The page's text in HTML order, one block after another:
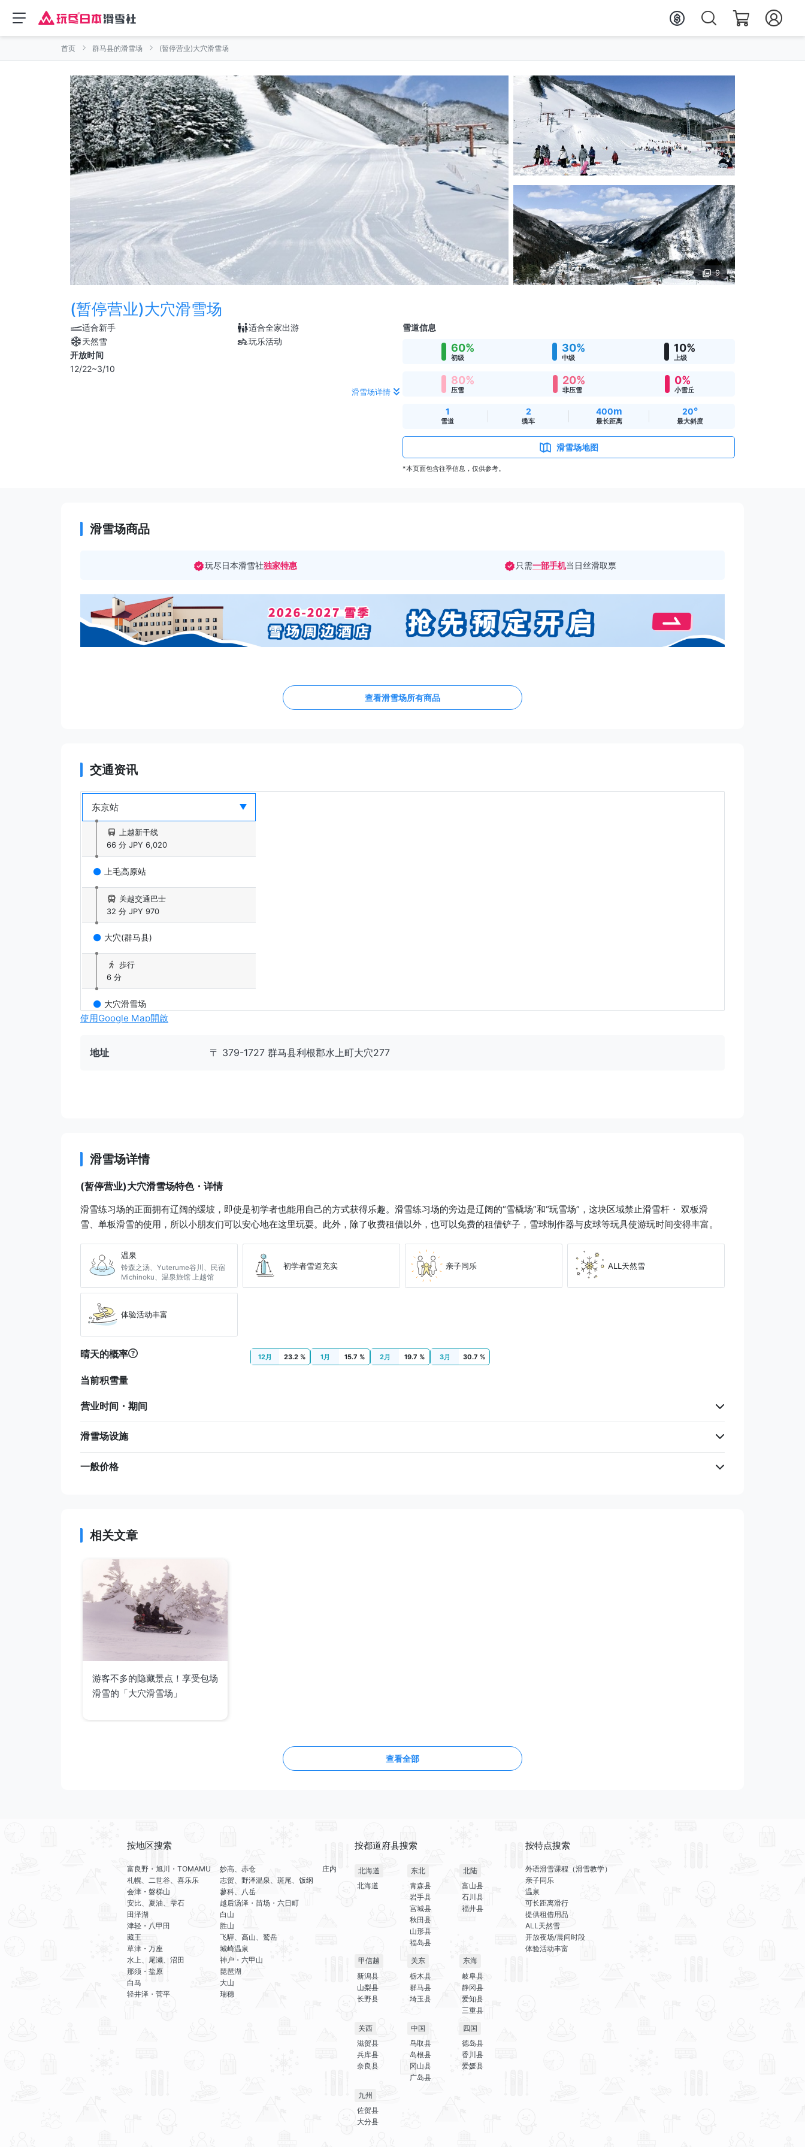
首页 群马县的滑雪场 (暂停营业)大穴滑雪场
9
(暂停营业)大穴滑雪场
适合新手
适合全家出游
天然雪
玩乐活动
开放时间
12/22~3/10
滑雪场详情
雪道信息
60%
初级
30%
中级
10%
上级
80%
压雪
20%
非压雪
0%
小雪丘
1
雪道
2
缆车
400m
最长距离
20°
最大斜度
滑雪场地图
*本页面包含往季信息，仅供参考。
滑雪场商品
玩尽日本滑雪社独家特惠 只需一部手机当日丝滑取票
查看滑雪场所有商品
交通资讯
上越新干线
66 分 JPY 6,020
上毛高原站
关越交通巴士
32 分 JPY 970
大穴(群马县)
歩行
6 分
大穴滑雪场
使用Google Map開啟
地址 〒 379-1727 群马县利根郡水上町大穴277
滑雪场详情
(暂停营业)大穴滑雪场特色・详情
滑雪练习场的正面拥有辽阔的缓坡，即使是初学者也能用自己的方式获得乐趣。滑雪练习场的旁边是辽阔的“雪橇场”和“玩雪场”，这块区域禁止滑雪杆・ 双板滑
雪、单板滑雪的使用，所以小朋友们可以安心地在这里玩耍。此外，除了收费租借以外，也可以免费的租借铲子，雪球制作器与皮球等玩具使游玩时间变得丰富。
温泉
铃森之汤、Yuterume谷川、民宿
Michinoku、温泉旅馆 上越馆
初学者雪道充实 亲子同乐 ALL天然雪
体验活动丰富
晴天的概率 12月 23.2 % 1月 15.7 % 2月 19.7 % 3月 30.7 %
当前积雪量
营业时间・期间
滑雪场设施
一般价格
相关文章
游客不多的隐藏景点！享受包场
滑雪的「大穴滑雪场」
查看全部
按地区搜索
富良野・旭川・TOMAMU
札幌、二世谷、喜乐乐
会津・磐梯山
安比、夏油、雫石
田泽湖
津轻・八甲田
藏王
草津・万座
水上、尾濑、沼田
那须・盐原
白马
轻井泽・菅平
妙高、赤仓
志贺、野泽温泉、斑尾、饭纲
蓼科、八岳
越后汤泽・苗场・六日町
白山
胜山
飞驒、高山、鹫岳
城崎温泉
神户・六甲山
琵琶湖
大山
瑞穗
庄内
按都道府县搜索
北海道
北海道
东北
青森县
岩手县
宫城县
秋田县
山形县
福岛县
北陆
富山县
石川县
福井县
甲信越
新潟县
山梨县
长野县
关东
栃木县
群马县
埼玉县
东海
岐阜县
静冈县
爱知县
三重县
关西
滋贺县
兵库县
奈良县
中国
鸟取县
岛根县
冈山县
广岛县
四国
德岛县
香川县
爱媛县
九州
佐贺县
大分县
按特点搜索
外语滑雪课程（滑雪教学）
亲子同乐
温泉
可长距离滑行
提供租借用品
ALL天然雪
开放夜场/晨间时段
体验活动丰富